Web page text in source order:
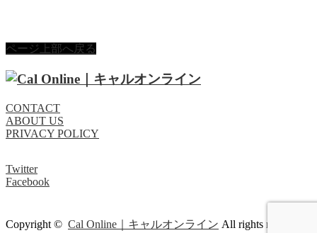
ページ上部へ戻る
CONTACT
ABOUT US
PRIVACY POLICY
Twitter
Facebook
Copyright © Cal Online｜キャルオンライン All rights reserved.